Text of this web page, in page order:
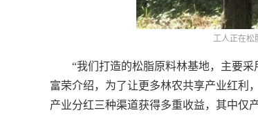
工人正在松
“我们打造的松脂原料林基地，主要采用
富荣介绍，为了让更多林农共享产业红利
产业分红三种渠道获得多重收益，其中仅